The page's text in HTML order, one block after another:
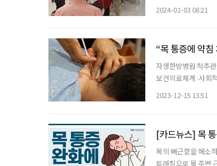
2024-01-03 08:21
“목 통증에 약
자생한방병원 척추
보건의료체계·사회
2023-12-15 13:51
[카드뉴스] 목
목의 뻐근함을 해소하는 데 효과적
트레칭으로 목 주변 근